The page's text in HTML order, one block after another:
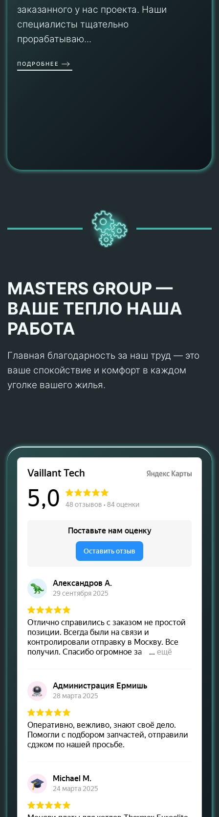
заказанного у нас проекта. Наши
специалисты тщательно
прорабатываю...
ПОДРОБНЕЕ
MASTERS GROUP —
ВАШЕ ТЕПЛО НАША
РАБОТА
Главная благодарность за наш труд — это
ваше спокойствие и комфорт в каждом
уголке вашего жилья.